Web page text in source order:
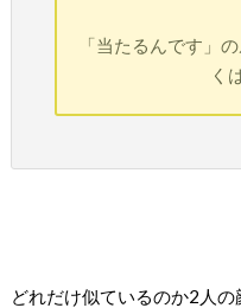
「当たるんです」
く
どれだけ似ているのか2人